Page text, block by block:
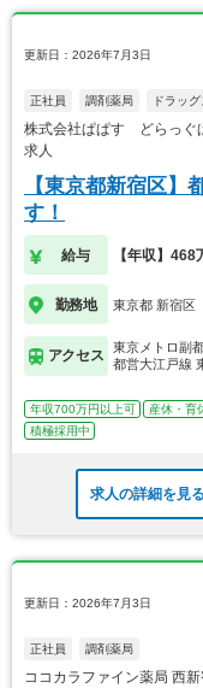
更新日：2026年7月3日
正社員 調剤薬局 ドラッ
株式会社ぱぱす どらっぐ
求人
【東京都新宿区】
す！
給与 【年収】
勤務地 東京都 新宿区
アクセス
東京メトロ副
都営大江戸線
年収700万円以上可 産休・育
積極採用中
求人の詳細を見る
更新日：2026年7月3日
正社員 調剤薬局
ココカラファイン薬局 西